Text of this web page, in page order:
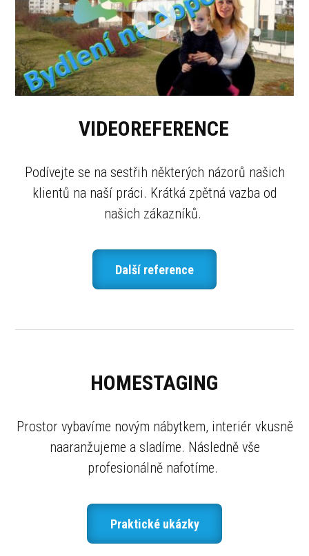
VIDEOREFERENCE
Podívejte se na sestřih některých názorů našich
klientů na naší práci. Krátká zpětná vazba od
našich zákazníků.
Další reference
HOMESTAGING
Prostor vybavíme novým nábytkem, interiér vkusně
naaranžujeme a sladíme. Následně vše
profesionálně nafotíme.
Praktické ukázky